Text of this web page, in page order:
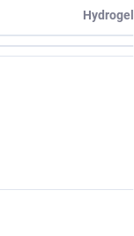
Hydrogel